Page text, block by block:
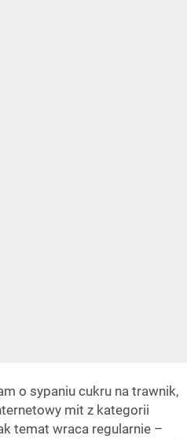
o sypaniu cukru na trawnik,
mit z kategorii
temat wraca regularnie –